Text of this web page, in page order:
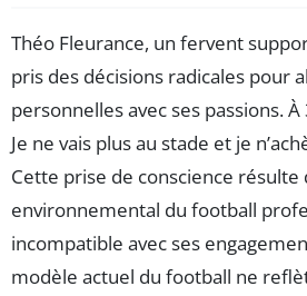
Théo Fleurance, un fervent
pris des décisions radicales pour
personnelles avec ses passions. À
Je ne vais plus au stade et je
Cette prise de conscience résulte
environnemental du football
incompatible avec ses
modèle actuel du football ne